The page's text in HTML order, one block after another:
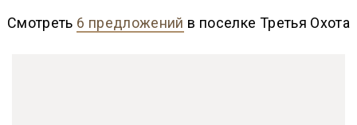
Смотреть 6 предложений в поселке Третья Охота